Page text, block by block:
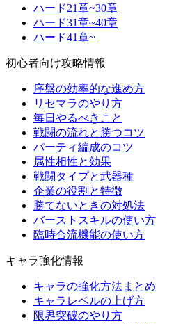
ハード21章~30章
ハード31章~40章
ハード41章~
初心者向け攻略情報
序盤の効率的な進め方
リセマラのやり方
毎日やるべきこと
戦闘の流れと勝つコツ
パーティ編成のコツ
属性相性と効果
戦闘タイプと武器種
企業の役割と特徴
勝てないときの対処法
バーストスキルの使い方
臨時合流機能の使い方
キャラ強化情報
キャラの強化方法まとめ
キャラレベルの上げ方
限界突破のやり方